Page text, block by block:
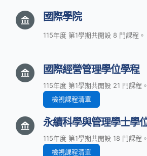
國際學院
115年度 第1學期共開設 8 門課程。
國際經營管理學位學程
115年度 第1學期共開設 21 門課程。
檢視課程清單
永續科學與管理學士學
115年度 第1學期共開設 18 門課程。
檢視課程清單